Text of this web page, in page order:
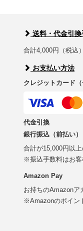
送料・代金引
合計4,000円（税込
お支払い方法
クレジットカード（
代金引換
銀行振込（前払い）
合計が15,000円以
※振込手数料はお客
Amazon Pay
お持ちのAmazonア
※Amazonのポイン